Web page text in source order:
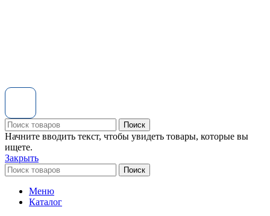
Поиск
Начните вводить текст, чтобы увидеть товары, которые вы
ищете.
Закрыть
Поиск
Меню
Каталог